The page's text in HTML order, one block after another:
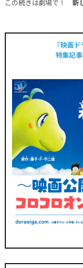
この続きは劇場で！ 新
『映画
特集記